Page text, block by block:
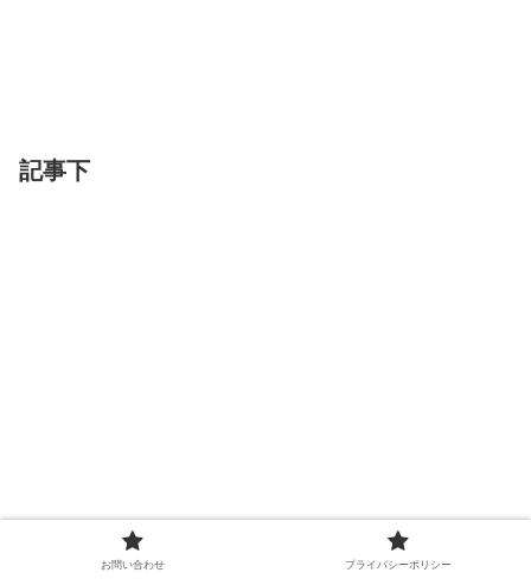
記事下
お問い合わせ プライバシーポリシー